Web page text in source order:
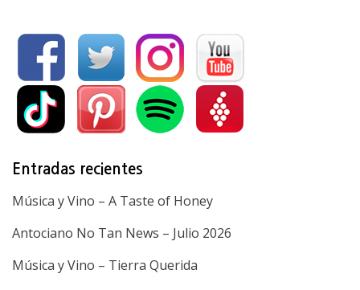
Entradas recientes
Música y Vino – A Taste of Honey
Antociano No Tan News – Julio 2026
Música y Vino – Tierra Querida